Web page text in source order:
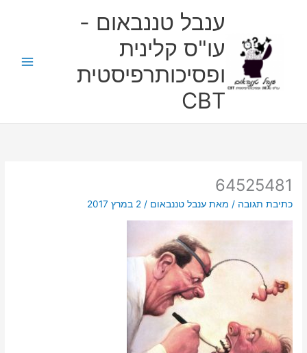
ענבל טננבאום -
עו"ס קלינית
ופסיכותרפיסטית
CBT
64525481
כתיבת תגובה / מאתענבל טננבאום/2 במרץ 2017